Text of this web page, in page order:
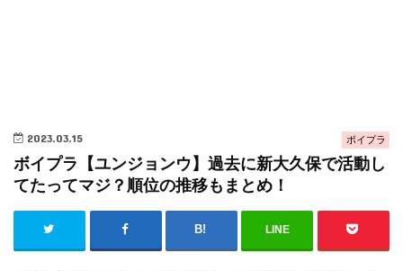
ボイプラ
2023.03.15
ボイプラ【ユンジョンウ】過去に新大久保で活動し
てたってマジ？順位の推移もまとめ！
LINE